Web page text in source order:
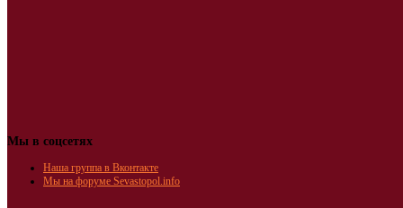
Мы в соцсетях
Наша группа в Вконтакте
Мы на форуме Sevastopol.info